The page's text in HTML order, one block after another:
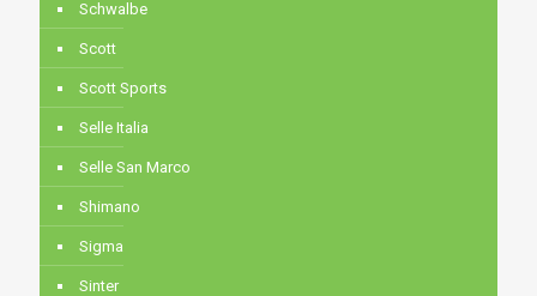
Schwalbe
Scott
Scott Sports
Selle Italia
Selle San Marco
Shimano
Sigma
Sinter